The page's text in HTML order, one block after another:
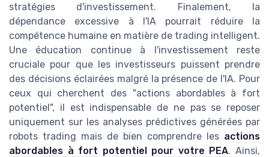
stratégies d'investissement. Finalement, la
dépendance excessive à l'IA pourrait réduire la
compétence humaine en matière de trading intelligent.
Une éducation continue à l'investissement reste
cruciale pour que les investisseurs puissent prendre
des décisions éclairées malgré la présence de l'IA. Pour
ceux qui cherchent des "actions abordables à fort
potentiel", il est indispensable de ne pas se reposer
uniquement sur les analyses prédictives générées par
robots trading mais de bien comprendre les actions
abordables à fort potentiel pour votre PEA. Ainsi,